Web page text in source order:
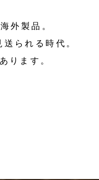
外製品。
られる時代。
ります。